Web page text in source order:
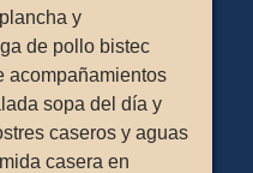
y
de pollo bistec
acompañamientos
sopa del día y
caseros y aguas
casera en